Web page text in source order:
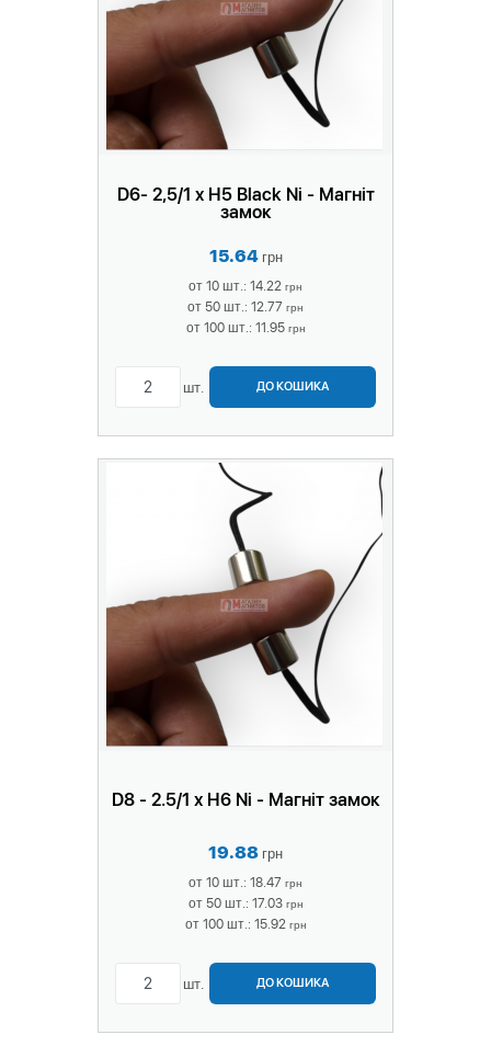
D6- 2,5/1 х H5 Black Ni - Магніт
замок
15.64 грн
от 10 шт.: 14.22 грн
от 50 шт.: 12.77 грн
от 100 шт.: 11.95 грн
шт. ДО КОШИКА
D8 - 2.5/1 х H6 Ni - Магніт замок
19.88 грн
от 10 шт.: 18.47 грн
от 50 шт.: 17.03 грн
от 100 шт.: 15.92 грн
шт. ДО КОШИКА